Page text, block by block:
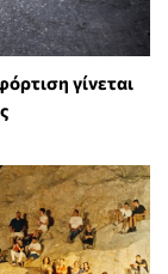
γίνεται